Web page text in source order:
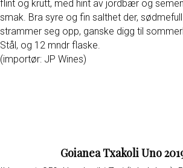
flint og krutt, med hint av jordbær og
smak. Bra syre og fin salthet der,
strammer seg opp, ganske digg til
Stål, og 12 mndr flaske.
(importør: JP Wines)
Goianea Txakoli Uno